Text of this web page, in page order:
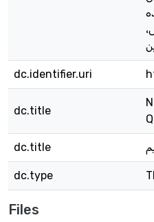
dc.identifier.uri
dc.title
dc.title
dc.type
Files